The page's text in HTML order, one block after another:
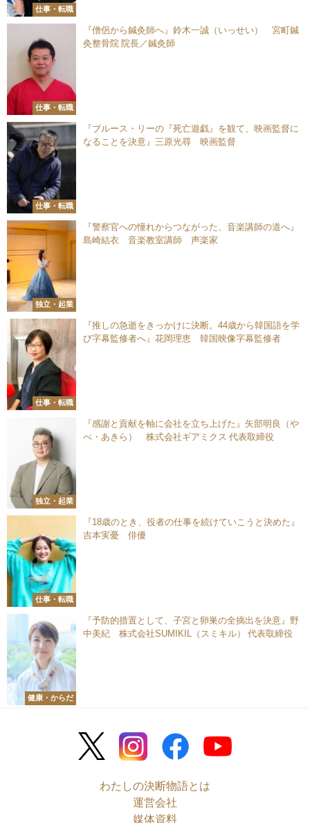
仕事・転職
仕事・転職
『僧侶から鍼灸師へ』鈴木一誠（いっせい） 宮町鍼
灸整骨院 院長／鍼灸師
仕事・転職
『ブルース・リーの『死亡遊戯』を観て、映画監督に
なることを決意』三原光尋 映画監督
独立・起業
『警察官への憧れからつながった、音楽講師の道へ』
島崎結衣 音楽教室講師 声楽家
仕事・転職
『推しの急逝をきっかけに決断。44歳から韓国語を学
び字幕監修者へ』花岡理恵 韓国映像字幕監修者
独立・起業
『感謝と貢献を軸に会社を立ち上げた』矢部明良（や
べ・あきら） 株式会社ギアミクス 代表取締役
仕事・転職
『18歳のとき、役者の仕事を続けていこうと決めた』
吉本実憂 俳優
健康・からだ
『予防的措置として、子宮と卵巣の全摘出を決意』野
中美紀 株式会社SUMIKIL（スミキル） 代表取締役
わたしの決断物語とは
運営会社
媒体資料